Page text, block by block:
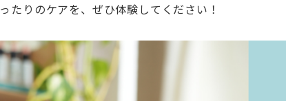
たりのケアを、ぜひ体験してください！